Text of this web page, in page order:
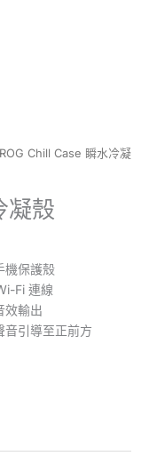
Chill Case 瞬水冷凝
凝殼
機保護殼
Fi 連線
效輸出
音引導至正前方